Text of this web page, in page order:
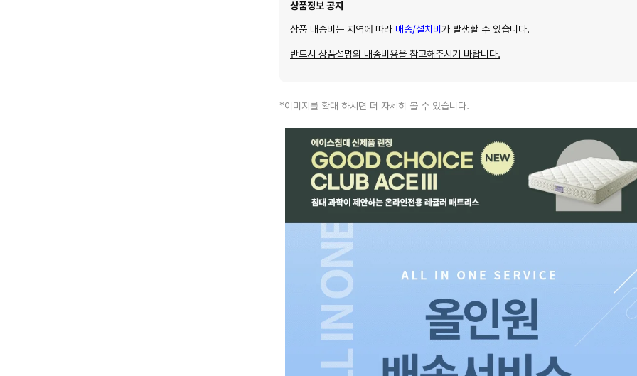
상품정보 공지
상품 배송비는 지역에 따라 배송/설치비 가 발생할 수 있습니다.
반드시 상품설명의 배송비용을 참고해주시기 바랍니다.
*이미지를 확대 하시면 더 자세히 볼 수 있습니다.